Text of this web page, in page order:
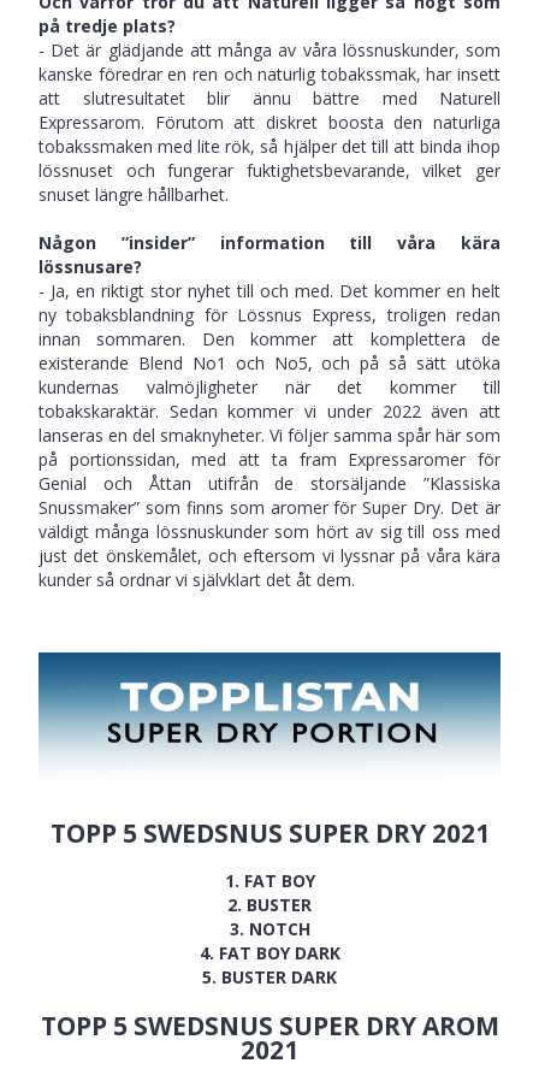
på tredje plats?
- Det är glädjande att många av våra lössnuskunder, som
kanske föredrar en ren och naturlig tobakssmak, har insett
att slutresultatet blir ännu bättre med Naturell
Expressarom. Förutom att diskret boosta den naturliga
tobakssmaken med lite rök, så hjälper det till att binda ihop
lössnuset och fungerar fuktighetsbevarande, vilket ger
snuset längre hållbarhet.
Någon ”insider” information till våra kära
lössnusare?
- Ja, en riktigt stor nyhet till och med. Det kommer en helt
ny tobaksblandning för Lössnus Express, troligen redan
innan sommaren. Den kommer att komplettera de
existerande Blend No1 och No5, och på så sätt utöka
kundernas valmöjligheter när det kommer till
tobakskaraktär. Sedan kommer vi under 2022 även att
lanseras en del smaknyheter. Vi följer samma spår här som
på portionssidan, med att ta fram Expressaromer för
Genial och Åttan utifrån de storsäljande ”Klassiska
Snussmaker” som finns som aromer för Super Dry. Det är
väldigt många lössnuskunder som hört av sig till oss med
just det önskemålet, och eftersom vi lyssnar på våra kära
kunder så ordnar vi självklart det åt dem.
TOPP 5 SWEDSNUS SUPER DRY 2021
1. FAT BOY
2. BUSTER
3. NOTCH
4. FAT BOY DARK
5. BUSTER DARK
TOPP 5 SWEDSNUS SUPER DRY AROM
2021